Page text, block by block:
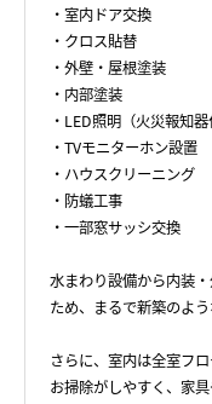
・室内ドア交換
・クロス貼替
・外壁・屋根塗装
・内部塗装
・LED照明（火災報知
・TVモニターホン設置
・ハウスクリーニング
・防蟻工事
・一部窓サッシ交換
水まわり設備から内装
ため、まるで新築のよ
さらに、室内は全室フ
お掃除がしやすく、家